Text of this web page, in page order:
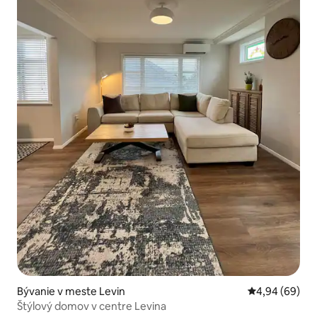
Bývanie v meste Levin Priemerné
4,94 (69)
Štýlový domov v centre Levina